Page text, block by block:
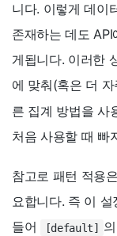
니다. 이렇게 데이
존재하는 데도
게됩니다. 이러한
에 맞춰(혹은 더
른 집계 방법을 사
처음 사용할 때 빠
참고로 패턴 적용
요합니다. 즉 이
들어
[default]